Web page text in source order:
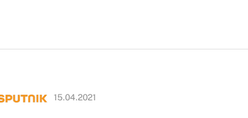
15.04.2021